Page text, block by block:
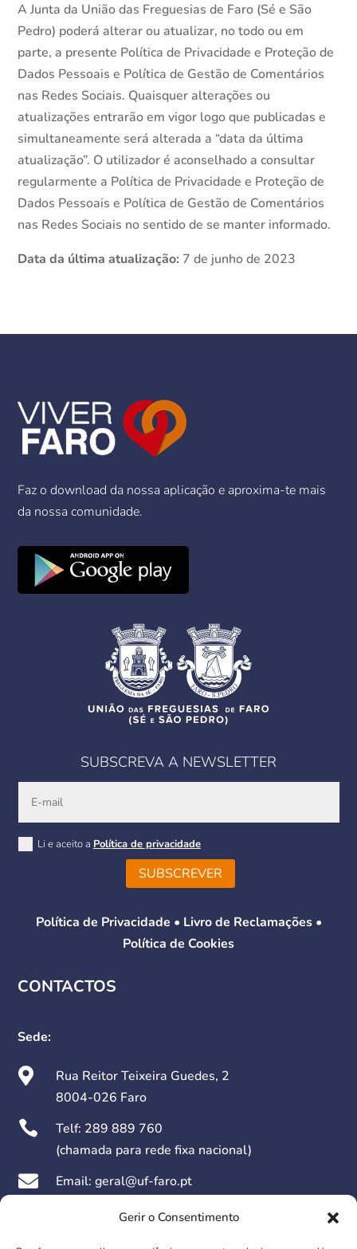
Gerir o Consentimento
A Junta da União das Freguesias de Faro (Sé e São
Pedro) poderá alterar ou atualizar, no todo ou em
parte, a presente Política de Privacidade e Proteção de
Dados Pessoais e Política de Gestão de Comentários
nas Redes Sociais. Quaisquer alterações ou
atualizações entrarão em vigor logo que publicadas e
simultaneamente será alterada a “data da última
atualização”. O utilizador é aconselhado a consultar
regularmente a Política de Privacidade e Proteção de
Dados Pessoais e Política de Gestão de Comentários
nas Redes Sociais no sentido de se manter informado.
Data da última atualização: 7 de junho de 2023
Faz o download da nossa aplicação e aproxima-te mais
da nossa comunidade.
SUBSCREVA A NEWSLETTER
Li e aceito a Política de privacidade
SUBSCREVER
Política de Privacidade • Livro de Reclamações•
Política de Cookies
CONTACTOS
Sede:

Rua Reitor Teixeira Guedes, 2
8004-026 Faro
 Telf: 289 889 760
(chamada para rede fixa nacional)
 Email: geral@uf-faro.pt
Dias Úteis das 09h00 às 17h30